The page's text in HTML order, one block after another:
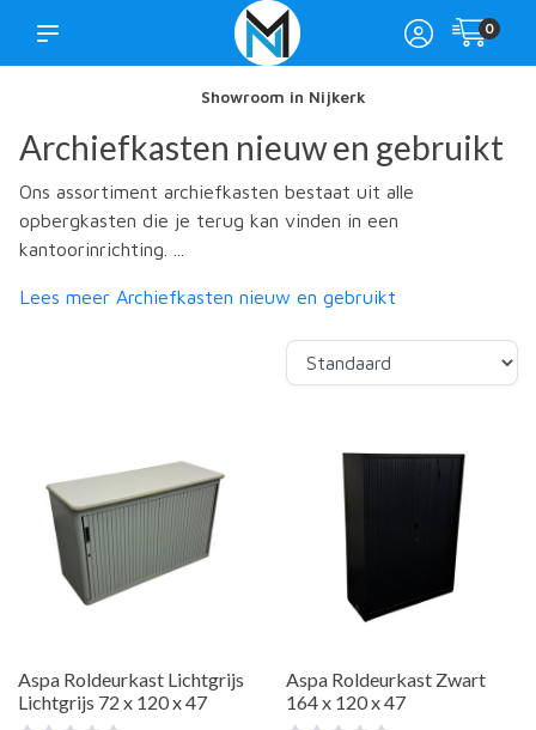
0
Showroom in Nijkerk
Archiefkasten nieuw en gebruikt
Ons assortiment archiefkasten bestaat uit alle
opbergkasten die je terug kan vinden in een
kantoorinrichting. ...
Lees meer Archiefkasten nieuw en gebruikt
Aspa Roldeurkast Lichtgrijs
Lichtgrijs 72 x 120 x 47
Aspa Roldeurkast Zwart
164 x 120 x 47